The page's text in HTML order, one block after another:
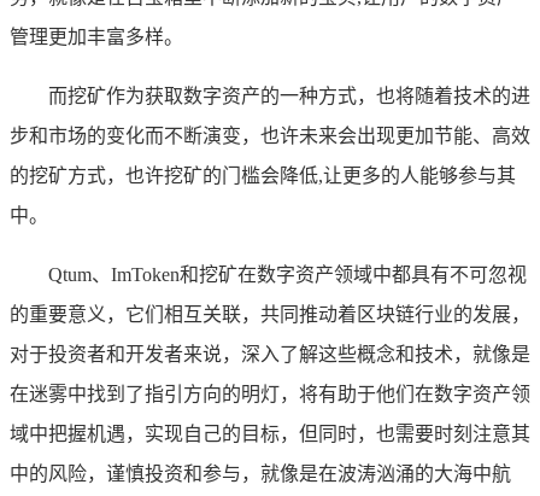
管理更加丰富多样。
而挖矿作为获取数字资产的一种方式，也将随着技术的进
步和市场的变化而不断演变，也许未来会出现更加节能、高效
的挖矿方式，也许挖矿的门槛会降低,让更多的人能够参与其
中。
Qtum、ImToken和挖矿在数字资产领域中都具有不可忽视
的重要意义，它们相互关联，共同推动着区块链行业的发展，
对于投资者和开发者来说，深入了解这些概念和技术，就像是
在迷雾中找到了指引方向的明灯，将有助于他们在数字资产领
域中把握机遇，实现自己的目标，但同时，也需要时刻注意其
中的风险，谨慎投资和参与，就像是在波涛汹涌的大海中航